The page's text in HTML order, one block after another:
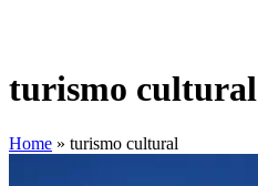
turismo cultural
Home » turismo cultural